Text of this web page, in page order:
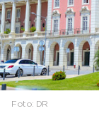
Foto: DR